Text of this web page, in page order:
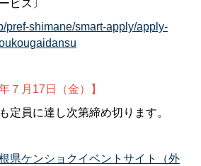
ビス〕
pref-shimane/smart-apply/apply-
７月17日（金）】
定員に達し次第締め切ります。
県ケンショクイベントサイト（外